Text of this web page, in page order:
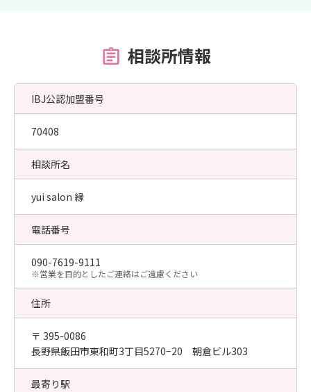
相談所情報
IBJ公認加盟番号
70408
相談所名
yui salon 縁
電話番号
090-7619-9111
​※営業を目的としたご連絡はご遠慮ください
住所
〒 395-0086
長野県飯田市東和町3丁目5270−20 朝倉ビル303
最寄り駅